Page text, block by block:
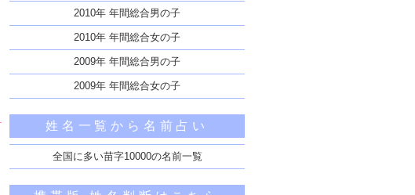
2010年 年間総合男の子
2010年 年間総合女の子
2009年 年間総合男の子
2009年 年間総合女の子
姓名一覧から名前占い
全国に多い苗字10000の名前一覧